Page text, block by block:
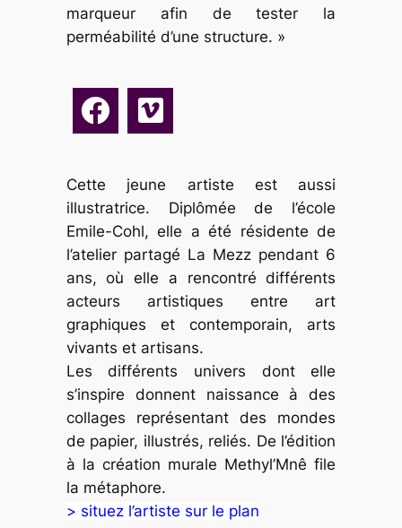
marqueur afin de tester la
perméabilité d’une structure. »
Cette jeune artiste est aussi
illustratrice. Diplômée de l’école
Emile-Cohl, elle a été résidente de
l’atelier partagé La Mezz pendant 6
ans, où elle a rencontré différents
acteurs artistiques entre art
graphiques et contemporain, arts
vivants et artisans.
Les différents univers dont elle
s’inspire donnent naissance à des
collages représentant des mondes
de papier, illustrés, reliés. De l’édition
à la création murale Methyl’Mnê file
la métaphore.
> situez l’artiste sur le plan